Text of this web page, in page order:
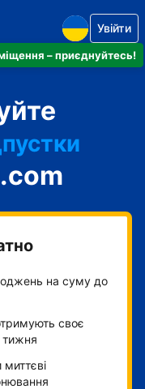
– приєднуйтесь!
Увійти
і
на суму до
своє
тижня